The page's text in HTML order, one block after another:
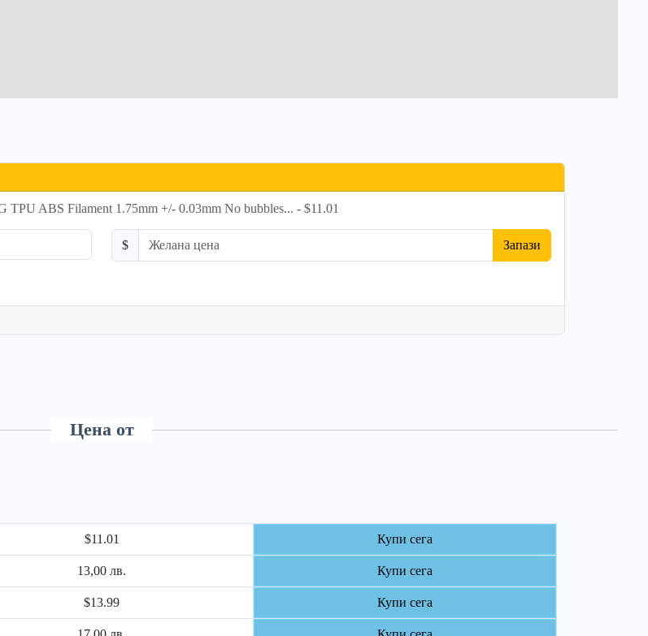
ABS Filament 1.75mm +/- 0.03mm No bubbles... - $11.01
$ Запази
Цена от
$11.01 Купи сега
13,00 лв. Купи сега
$13.99 Купи сега